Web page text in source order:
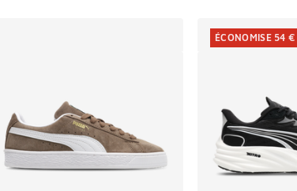
ÉCONOMISE 54 €